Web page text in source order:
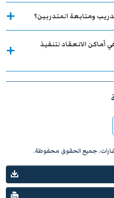
ومتابعة المتدربين؟
أماكن الانعقاد لتنفيذ
جميع الحقوق محفوظة.